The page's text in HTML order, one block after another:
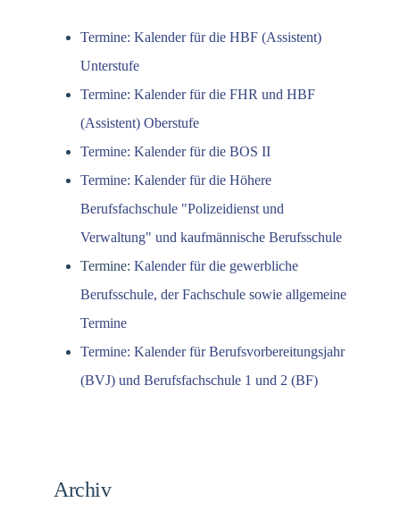
Termine: Kalender für die HBF (Assistent)
Unterstufe
Termine: Kalender für die FHR und HBF
(Assistent) Oberstufe
Termine: Kalender für die BOS II
Termine: Kalender für die Höhere
Berufsfachschule "Polizeidienst und
Verwaltung" und kaufmännische Berufsschule
Termine: Kalender für die gewerbliche
Berufsschule, der Fachschule sowie allgemeine
Termine
Termine: Kalender für Berufsvorbereitungsjahr
(BVJ) und Berufsfachschule 1 und 2 (BF)
Archiv